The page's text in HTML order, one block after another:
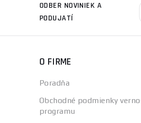
ODBER NOVINIEK A
PODUJATÍ
O FIRME
Poradňa
Obchodné podmienky
programu